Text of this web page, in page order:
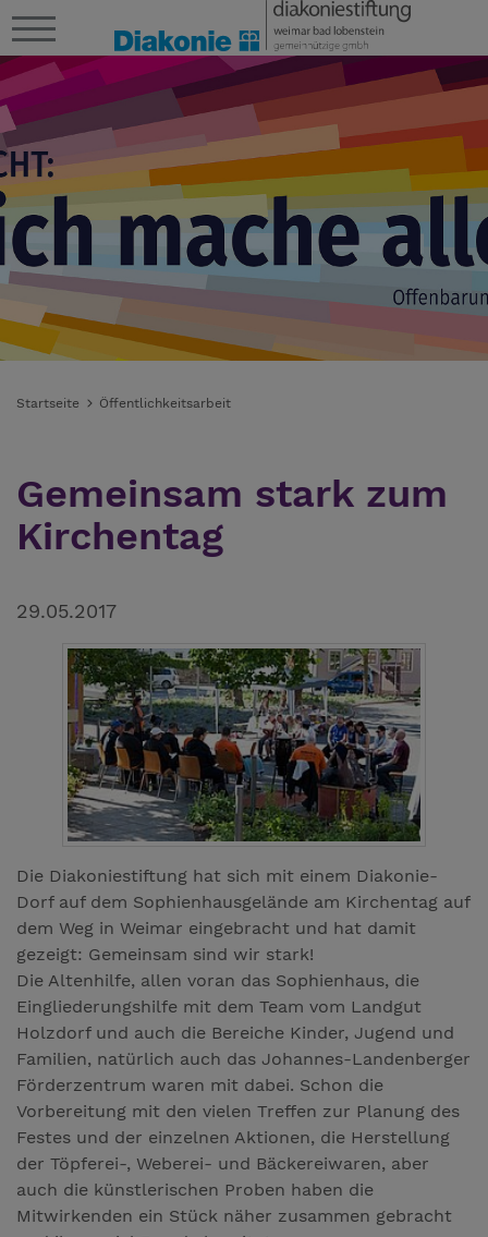
Startseite Öffentlichkeitsarbeit
Gemeinsam stark zum
Kirchentag
29.05.2017
Die Diakoniestiftung hat sich mit einem Diakonie-
Dorf auf dem Sophienhausgelände am Kirchentag auf
dem Weg in Weimar eingebracht und hat damit
gezeigt: Gemeinsam sind wir stark!
Die Altenhilfe, allen voran das Sophienhaus, die
Eingliederungshilfe mit dem Team vom Landgut
Holzdorf und auch die Bereiche Kinder, Jugend und
Familien, natürlich auch das Johannes-Landenberger
Förderzentrum waren mit dabei. Schon die
Vorbereitung mit den vielen Treffen zur Planung des
Festes und der einzelnen Aktionen, die Herstellung
der Töpferei-, Weberei- und Bäckereiwaren, aber
auch die künstlerischen Proben haben die
Mitwirkenden ein Stück näher zusammen gebracht